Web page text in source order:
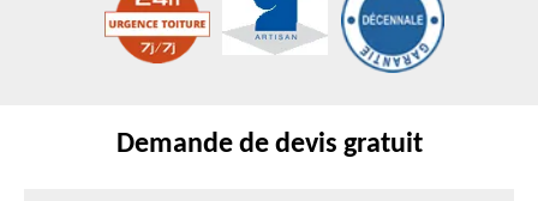
Demande de devis gratuit